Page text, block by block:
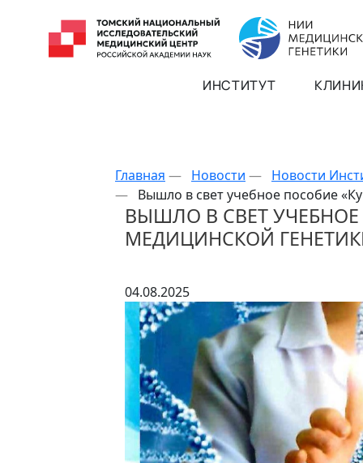
ИНСТИТУТ
Главная — Новости — Новости
— Вышло в свет учебное пособие
ВЫШЛО В СВЕТ
МЕДИЦИНСКОЙ
04.08.2025